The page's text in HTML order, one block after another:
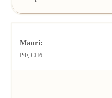
Maori:
РФ, СПб